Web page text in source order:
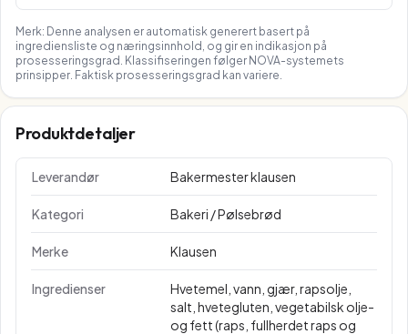
Merk: Denne analysen er automatisk generert basert på
ingrediensliste og næringsinnhold, og gir en indikasjon på
prosesseringsgrad. Klassifiseringen følger NOVA-systemets
prinsipper. Faktisk prosesseringsgrad kan variere.
Produktdetaljer
Leverandør Bakermester klausen
Kategori Bakeri / Pølsebrød
Merke Klausen
Ingredienser
Hvetemel, vann, gjær, rapsolje,
salt, hvetegluten, vegetabilsk olje-
og fett (raps, fullherdet raps og